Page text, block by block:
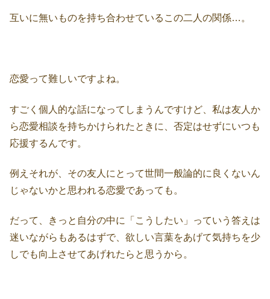
互いに無いものを持ち合わせているこの二人の関係…。
恋愛って難しいですよね。
すごく個人的な話になってしまうんですけど、私は友人か
ら恋愛相談を持ちかけられたときに、否定はせずにいつも
応援するんです。
例えそれが、その友人にとって世間一般論的に良くないん
じゃないかと思われる恋愛であっても。
だって、きっと自分の中に「こうしたい」っていう答えは
迷いながらもあるはずで、欲しい言葉をあげて気持ちを少
しでも向上させてあげれたらと思うから。